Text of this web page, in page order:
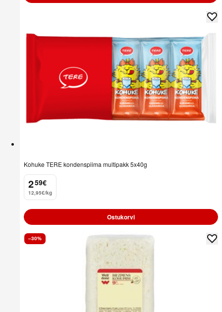
Kohuke TERE kondenspiima multipakk 5x40g
2
. 59€
12,95€/kg
Ostukorvi
–30%